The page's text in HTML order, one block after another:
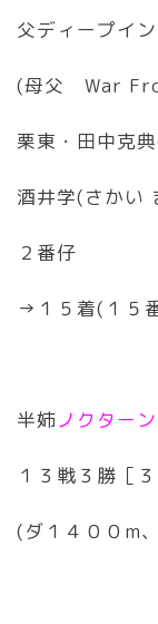
父ディープイ
(母父 War
栗東・田中克
酒井学(さかい
２番仔
→１５着(１５
半姉ノクター
１３戦３勝［
(ダ１４００m